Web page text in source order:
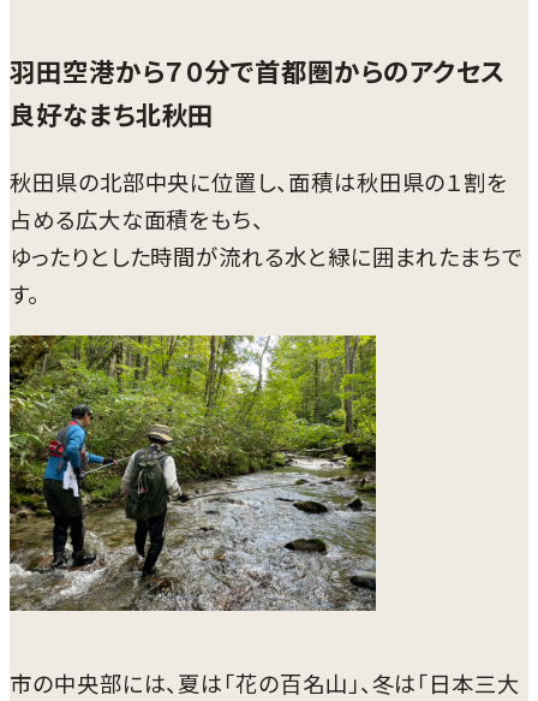
羽田空港から７０分で首都圏からのアクセス
良好なまち北秋田
秋田県の北部中央に位置し、面積は秋田県の１割を
占める広大な面積をもち、
ゆったりとした時間が流れる水と緑に囲まれたまちで
す。
市の中央部には、夏は「花の百名山」、冬は「日本三大